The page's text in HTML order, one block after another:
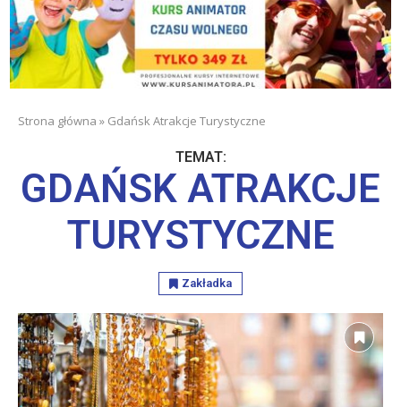
Strona główna » Gdańsk Atrakcje Turystyczne
TEMAT:
GDAŃSK ATRAKCJE
TURYSTYCZNE
Zakładka